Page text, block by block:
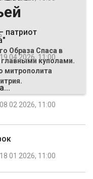
Образа Спаса в
главными куполами.
митрополита
патриот
04 2026, 11:00
08 02 2026, 11:00
18 01 2026, 11:00